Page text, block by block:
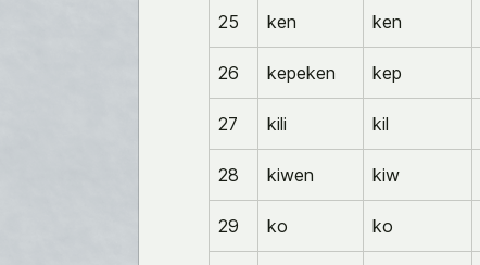
25 ken ken
26 kepeken kep
27 kili kil
28 kiwen kiw
29 ko ko